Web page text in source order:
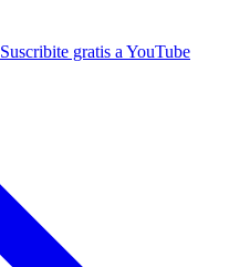
Suscribite gratis a YouTube